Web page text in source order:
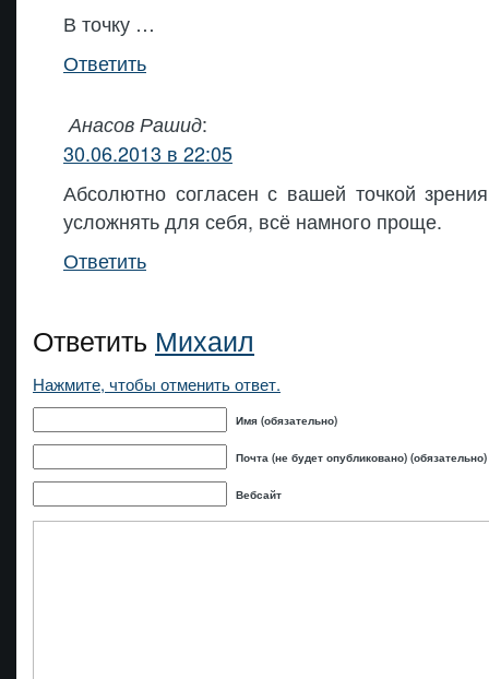
В точку …
Ответить
Анасов Рашид:
30.06.2013 в 22:05
Абсолютно согласен с вашей точкой
усложнять для себя, всё намного проще.
Ответить
Ответить Михаил
Нажмите, чтобы отменить ответ.
Имя (обязательно)
Почта (не будет опубликовано) (обязательно)
Вебсайт